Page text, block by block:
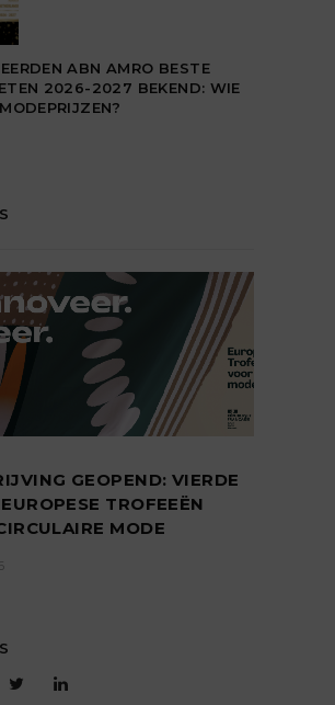
ABN AMRO BESTE
2026-2027 BEKEND: WIE
GEOPEND: VIERDE
TROFEEËN
MODE